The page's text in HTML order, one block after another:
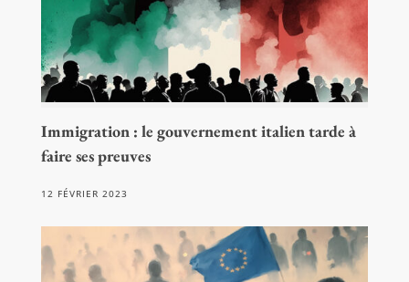
Immigration : le gouvernement italien tarde à
faire ses preuves
12 FÉVRIER 2023